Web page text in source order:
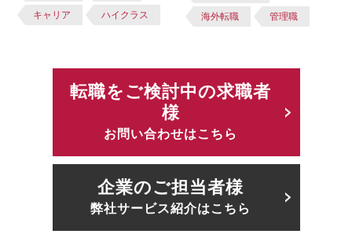
キャリア ハイクラス 海外転職 管理職
転職をご検討中の求職者
様
お問い合わせはこちら
企業のご担当者様
弊社サービス紹介はこちら